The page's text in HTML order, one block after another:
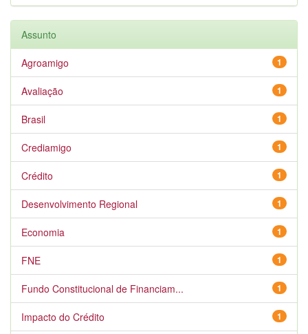
Assunto
1
Agroamigo
1
Avaliação
1
Brasil
1
Crediamigo
1
Crédito
1
Desenvolvimento Regional
1
Economia
1
FNE
1
Fundo Constitucional de Financiam...
1
Impacto do Crédito